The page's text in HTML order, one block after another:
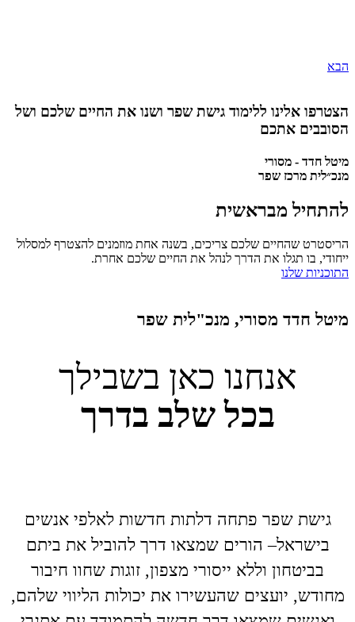
הבא
הצטרפו אלינו ללימוד גישת שפר ושנו את החיים שלכם ושל
הסובבים אתכם
מיטל חדד - מסורי
מנכ״לית מרכז שפר
להתחיל מבראשית
הריסטרט שהחיים שלכם צריכים, בשנה אחת מוזמנים להצטרף למסלול
ייחודי, בו תגלו את הדרך לנהל את החיים שלכם אחרת.
התוכניות שלנו
מיטל חדד מסורי, מנכ"לית שפר
אנחנו כאן בשבילך
בכל שלב בדרך
גישת שפר פתחה דלתות חדשות לאלפי אנשים
בישראל– הורים שמצאו דרך להוביל את ביתם
בביטחון וללא ייסורי מצפון, זוגות שחוו חיבור
מחודש, יועצים שהעשירו את יכולות הליווי שלהם,